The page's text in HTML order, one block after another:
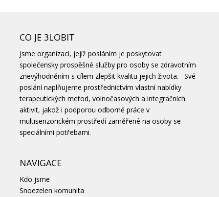
CO JE 3LOBIT
Jsme organizací, jejíž posláním je poskytovat
společensky prospěšné služby pro osoby se zdravotním
znevýhodněním s cílem zlepšit kvalitu jejich života. Své
poslání naplňujeme prostřednictvím vlastní nabídky
terapeutických metod, volnočasových a integračních
aktivit, jakož i podporou odborné práce v
multisenzorickém prostředí zaměřené na osoby se
speciálními potřebami.
NAVIGACE
Kdo jsme
Snoezelen komunita